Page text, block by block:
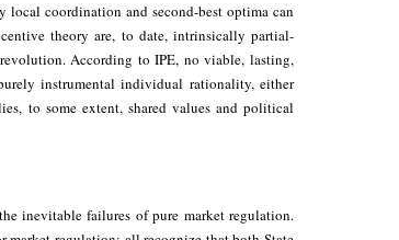
local coordination and second-best optima can
theory are, to date, intrinsically partial-
According to IPE, no viable, lasting,
instrumental individual rationality, either
to some extent, shared values and political
inevitable failures of pure market regulation.